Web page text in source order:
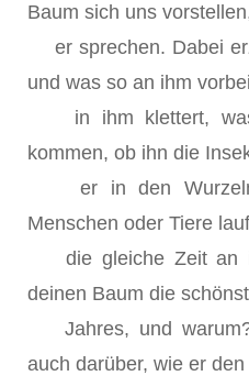
Baum sich uns
er sprechen. Dabei
und was so an ihm
in ihm klettert, was
kommen, ob ihn die
er in den Wurzeln
Menschen oder Tiere
die gleiche Zeit an
deinen Baum die
Jahres, und
auch darüber, wie er